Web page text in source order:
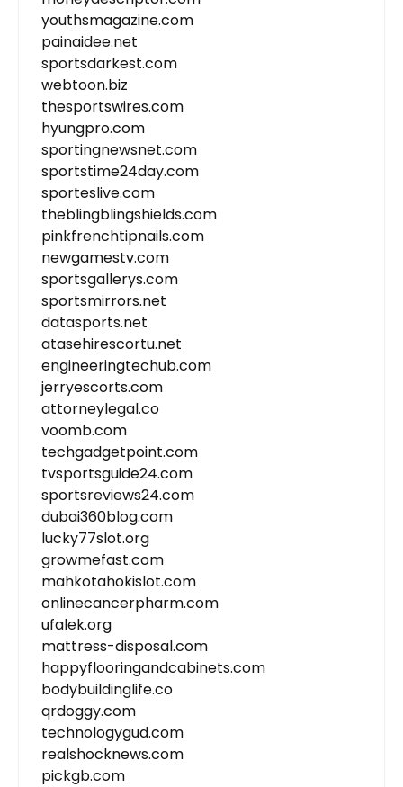
youthsmagazine.com
painaidee.net
sportsdarkest.com
webtoon.biz
thesportswires.com
hyungpro.com
sportingnewsnet.com
sportstime24day.com
sporteslive.com
theblingblingshields.com
pinkfrenchtipnails.com
newgamestv.com
sportsgallerys.com
sportsmirrors.net
datasports.net
atasehirescortu.net
engineeringtechub.com
jerryescorts.com
attorneylegal.co
voomb.com
techgadgetpoint.com
tvsportsguide24.com
sportsreviews24.com
dubai360blog.com
lucky77slot.org
growmefast.com
mahkotahokislot.com
onlinecancerpharm.com
ufalek.org
mattress-disposal.com
happyflooringandcabinets.com
bodybuildinglife.co
qrdoggy.com
technologygud.com
realshocknews.com
pickgb.com